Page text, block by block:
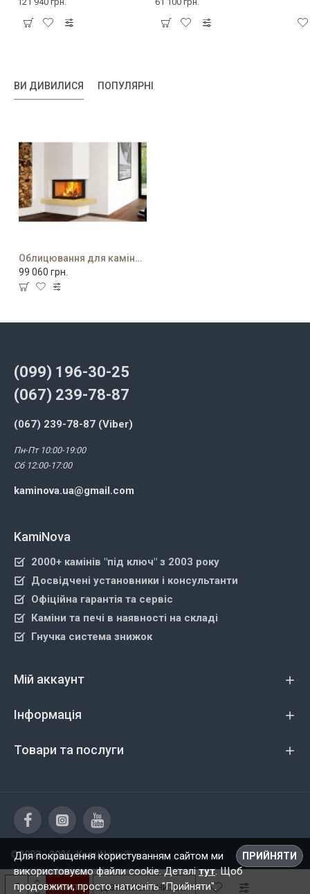
КУПИТИ ДІЗНАТИСЯ ЗНИЖКУ
ВИ ДИВИЛИСЯ ПОПУЛЯРНІ
Облицювання для каміна Bristol
99 060 грн.
(099) 196-30-25
(067) 239-78-87
(067) 239-78-87 (Viber)
Пн-Пт 10:00-19:00
Сб 12:00-17:00
kaminova.ua@gmail.com
KamiNova
2000+ камінів "під ключ" з 2003 року
Досвідчені установники і консультанти
Офіційна гарантія та сервіс
Каміни та печі в наявності на складі
Гнучка система знижок
Мій аккаунт
Інформація
Товари та послуги
©2003 - 2026, KamiNova® ПРИЙНЯТИ
Для покращення користуванням сайтом ми
використовуємо файли cookie. Деталітут. Щоб
продовжити, просто натисніть "Прийняти".